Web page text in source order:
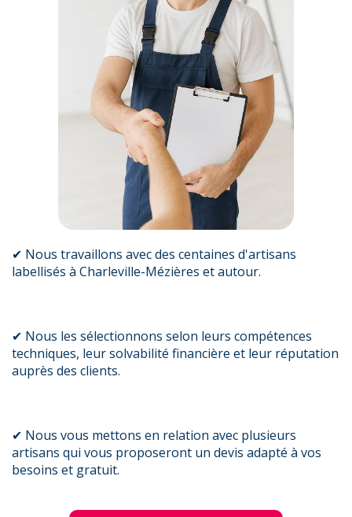
✔ Nous travaillons avec des centaines d'artisans
labellisés à Charleville-Mézières et autour.
✔ Nous les sélectionnons selon leurs compétences
techniques, leur solvabilité financière et leur réputation
auprès des clients.
✔ Nous vous mettons en relation avec plusieurs
artisans qui vous proposeront un devis adapté à vos
besoins et gratuit.